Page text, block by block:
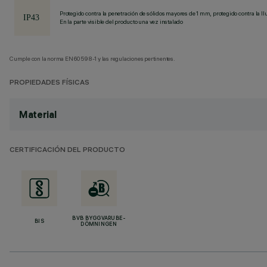
Protegido contra la penetración de sólidos mayores de 1 mm, protegido contra la
En la parte visible del producto una vez instalado
Cumple con la norma EN60598-1 y las regulaciones pertinentes.
PROPIEDADES FÍSICAS
Material
CERTIFICACIÓN DEL PRODUCTO
BIS
BVB BYGGVARUBE-
DÖMNINGEN